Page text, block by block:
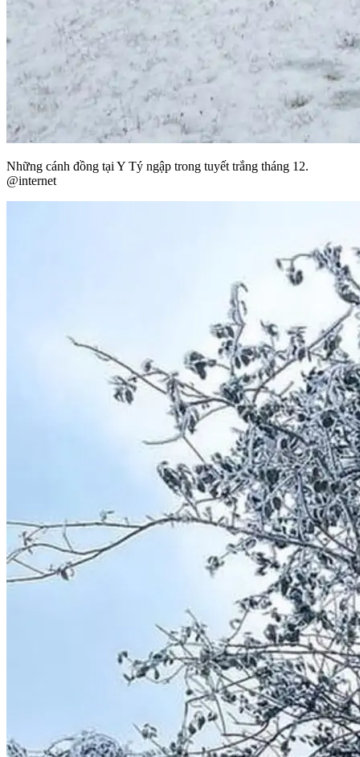
Những cánh đồng tại Y Tý ngập trong tuyết trắng tháng 12.
@internet